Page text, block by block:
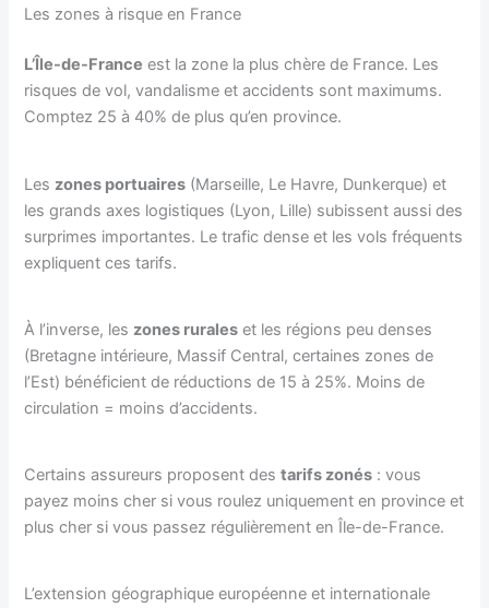
Les zones à risque en France
L’Île-de-France est la zone la plus chère de France. Les
risques de vol, vandalisme et accidents sont maximums.
Comptez 25 à 40% de plus qu’en province.
Les zones portuaires (Marseille, Le Havre, Dunkerque) et
les grands axes logistiques (Lyon, Lille) subissent aussi des
surprimes importantes. Le trafic dense et les vols fréquents
expliquent ces tarifs.
À l’inverse, les zones rurales et les régions peu denses
(Bretagne intérieure, Massif Central, certaines zones de
l’Est) bénéficient de réductions de 15 à 25%. Moins de
circulation = moins d’accidents.
Certains assureurs proposent destarifs zonés : vous
payez moins cher si vous roulez uniquement en province et
plus cher si vous passez régulièrement en Île-de-France.
L’extension géographique européenne et internationale